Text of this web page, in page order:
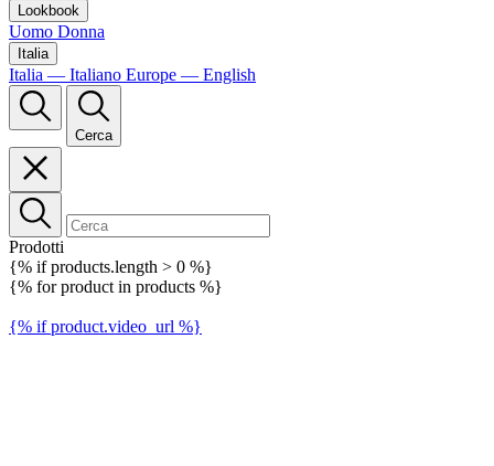
Lookbook
Uomo Donna
Italia
Italia — Italiano Europe — English
Cerca
Prodotti
{% if products.length > 0 %}
{% for product in products %}
{% if product.video_url %}